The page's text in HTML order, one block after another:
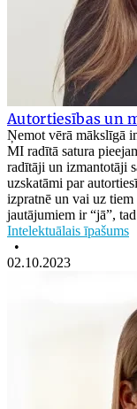
Autortiesības un
Ņemot vērā mākslīgā
MI radītā satura
radītāji un izmantotāji
uzskatāmi par
izpratnē un vai uz tiem
jautājumiem ir “jā”,
Intelektuālais īpašums
•
02.10.2023